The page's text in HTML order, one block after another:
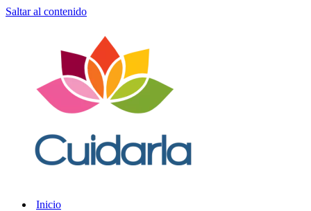
Saltar al contenido
Inicio